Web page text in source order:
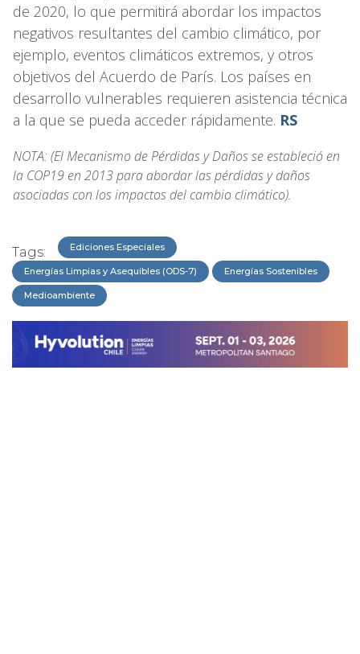
de 2020, lo que permitirá abordar los impactos
negativos resultantes del cambio climático, por
ejemplo, eventos climáticos extremos, y otros
objetivos del Acuerdo de París. Los países en
desarrollo vulnerables requieren asistencia técnica
a la que se pueda acceder rápidamente. RS
NOTA: (El Mecanismo de Pérdidas y Daños se estableció en
la COP19 en 2013 para abordar las pérdidas y daños
asociadas con los impactos del cambio climático).
Tags: Ediciones Especiales
Energías Limpias y Asequibles (ODS-7) Energías Sostenibles
Medioambiente